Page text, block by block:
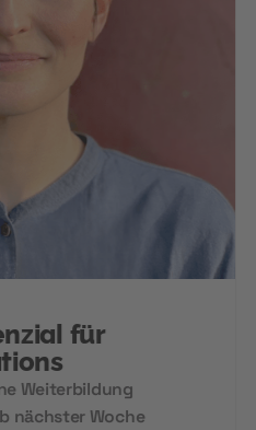
für
Weiterbildung
nächster Woche